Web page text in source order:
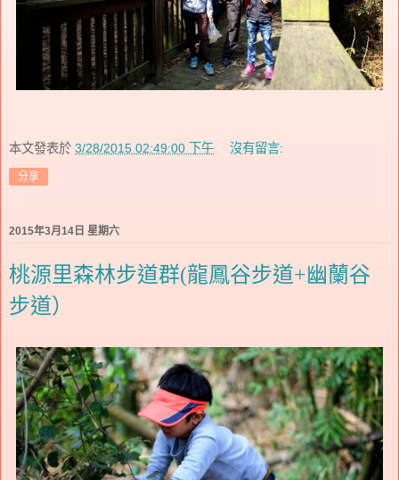
本文發表於 3/28/2015 02:49:00 下午 沒有留言:
分享
2015年3月14日 星期六
桃源里森林步道群(龍鳳谷步道+幽蘭谷
步道）